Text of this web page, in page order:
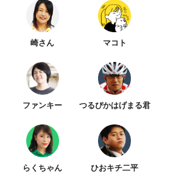
崎さん マコト
ファンキー つるぴかはげまる君
らくちゃん ひおキチ二平